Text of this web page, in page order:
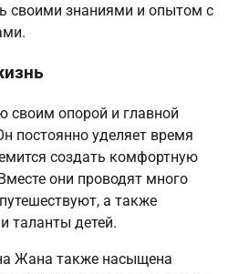
своими знаниями и опытом с
своим опорой и главной
постоянно уделяет время
создать комфортную
они проводят много
а также
таланты детей.
Жана также насыщена